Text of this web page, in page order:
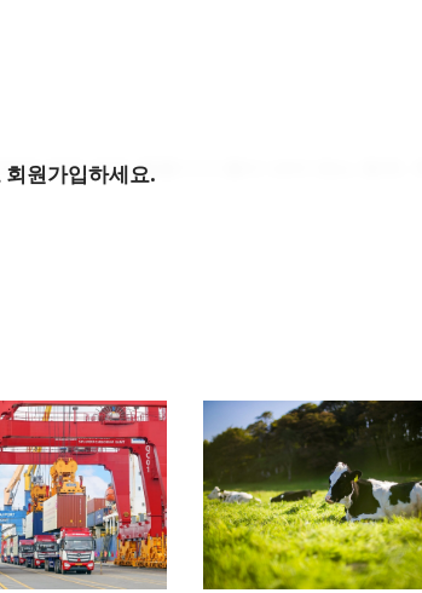
된 매우 얕은 물줄기가 물이 새지 않는 협곡, 즉
양 표면이나 뿌리 영역에 직접 천천히 떨어져
니다.
원가입하세요.